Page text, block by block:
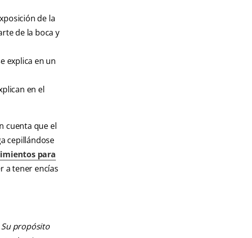
de la
de la boca y
explica en un
en el
cuenta que el
cepillándose
para
a tener encías
propósito